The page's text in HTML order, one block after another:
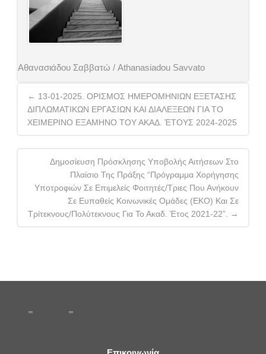
Αθανασιάδου Σαββατώ / Athanasiadou Savvato
navigation
← 13-01-2025. ΟΡΙΣΜΟΣ ΗΜΕΡΟΜΗΝΙΩΝ ΕΞΕΤΑΣΗΣ
ΔΙΠΛΩΜΑΤΙΚΩΝ ΕΡΓΑΣΙΩΝ ΚΑΙ ΔΙΑΛΕΞΕΩΝ ΓΙΑ ΤΟ
ΧΕΙΜΕΡΙΝΟ ΕΞΑΜΗΝΟ ΤΟΥ ΑΚΑΔ. ΈΤΟΥΣ 2024-2025
Δημοσίευση Πρόσκλησης Υποβολής Αιτήσεων Στο
Πλαίσιο Της Πράξης “Πρόγραμμα Χορήγησης
Υποτροφιών Σε Επιμελείς Φοιτητές/τριες Που Ανήκουν
Σε Ευπαθείς Κοινωνικές Ομάδες (ΕΚΟ) Και Σε
Τρίτεκνους/πολύτεκνους Για Το Ακαδ. Έτος 2021-22”.
→